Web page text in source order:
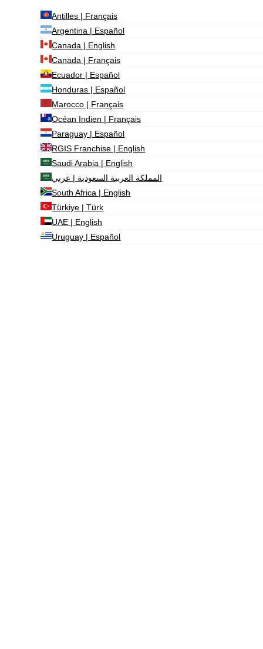
Antilles | Français
Argentina | Español
Canada | English
Canada | Français
Ecuador | Español
Honduras | Español
Marocco | Français
Océan Indien | Français
Paraguay | Español
RGIS Franchise | English
Saudi Arabia | English
المملكة العربية السعودية | عربي
South Africa | English
Türkiye | Türk
UAE | English
Uruguay | Español